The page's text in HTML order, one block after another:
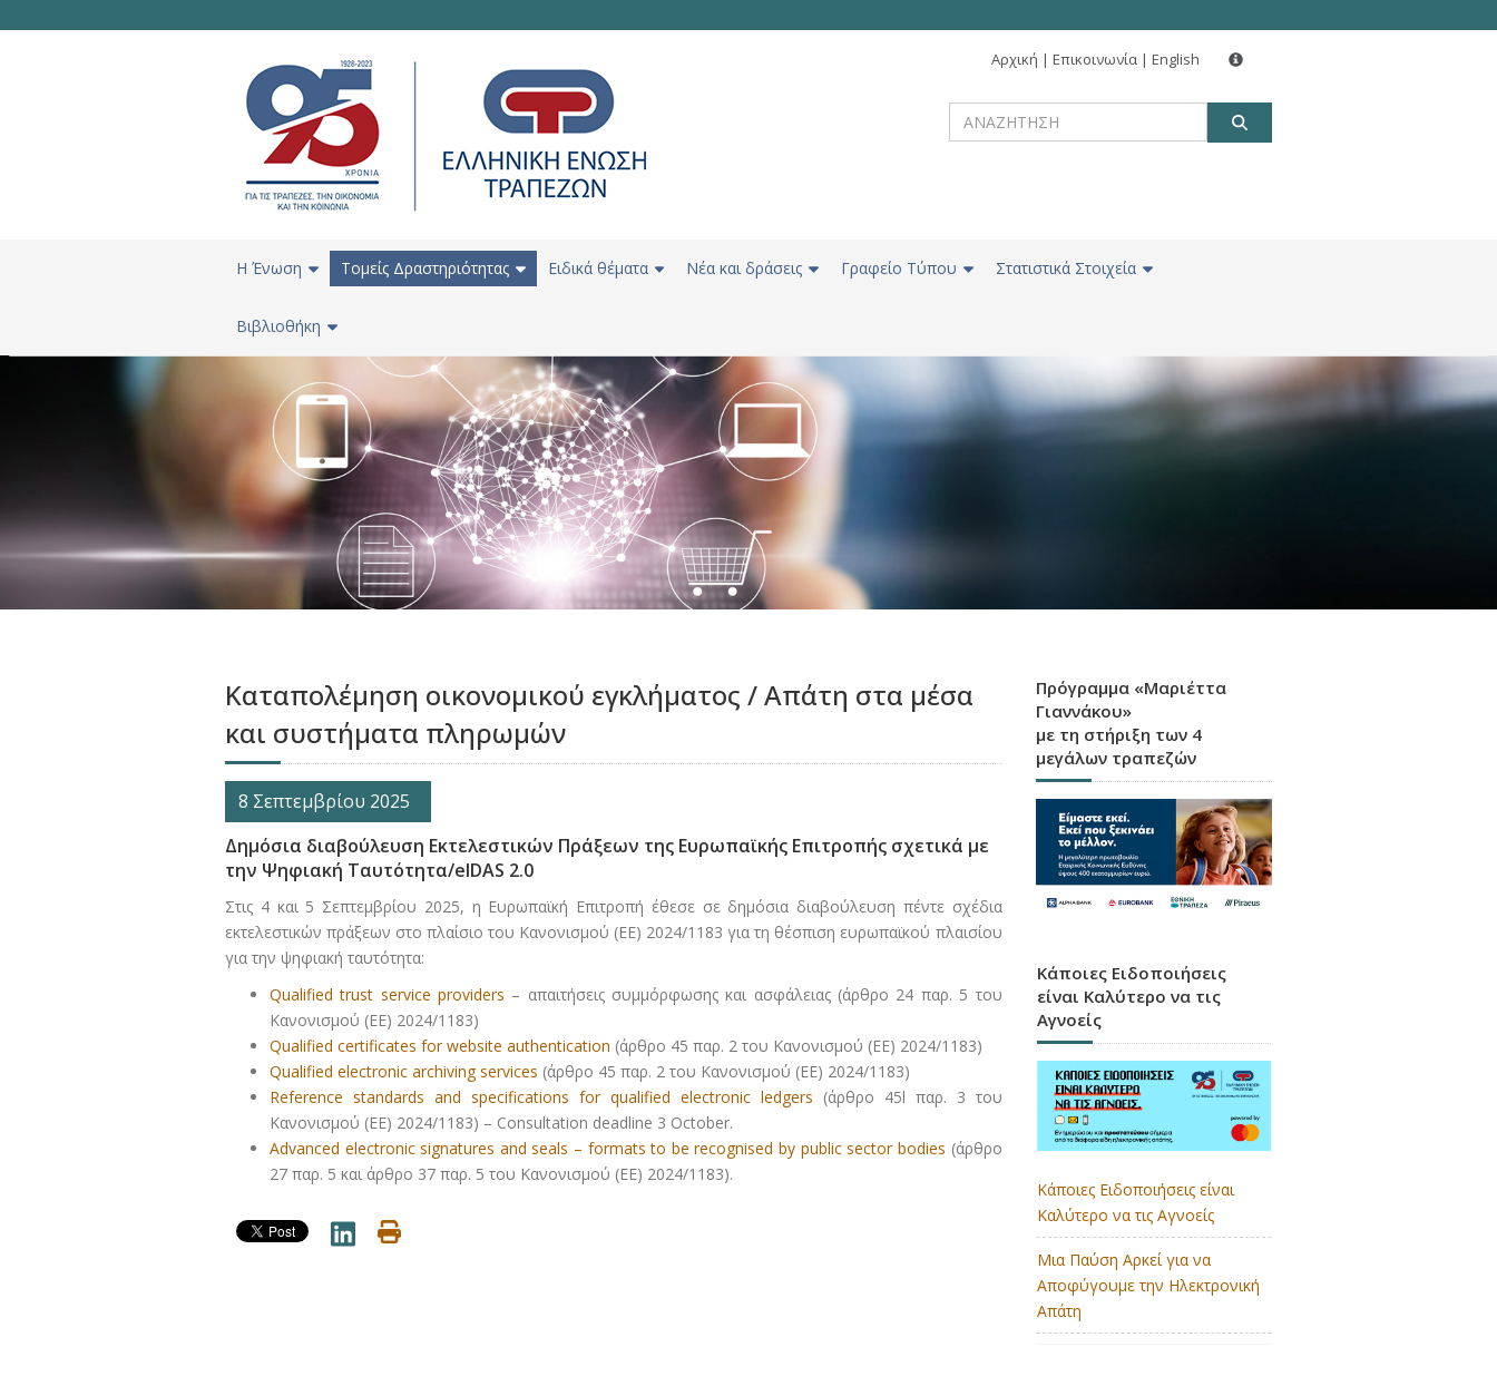
Αρχική | Επικοινωνία | English
H Ένωση Τομείς Δραστηριότητας Ειδικά θέματα Νέα και δράσεις Γραφείο Τύπου Στατιστικά Στοιχεία
Βιβλιοθήκη
Καταπολέμηση οικονομικού εγκλήματος / Απάτη στα μέσα
και συστήματα πληρωμών
8 Σεπτεμβρίου 2025
Δημόσια διαβούλευση Εκτελεστικών Πράξεων της Ευρωπαϊκής Επιτροπής σχετικά με
την Ψηφιακή Ταυτότητα/eIDAS 2.0
Στις 4 και 5 Σεπτεμβρίου 2025, η Ευρωπαϊκή Επιτροπή έθεσε σε δημόσια διαβούλευση πέντε σχέδια
εκτελεστικών πράξεων στο πλαίσιο του Κανονισμού (ΕΕ) 2024/1183 για τη θέσπιση ευρωπαϊκού πλαισίου
για την ψηφιακή ταυτότητα:
Qualified trust service providers – απαιτήσεις συμμόρφωσης και ασφάλειας (άρθρο 24 παρ. 5 του
Κανονισμού (ΕΕ) 2024/1183)
Qualified certificates for website authentication (άρθρο 45 παρ. 2 του Κανονισμού (ΕΕ) 2024/1183)
Qualified electronic archiving services (άρθρο 45 παρ. 2 του Κανονισμού (ΕΕ) 2024/1183)
Reference standards and specifications for qualified electronic ledgers (άρθρο 45l παρ. 3 του
Κανονισμού (ΕΕ) 2024/1183) – Consultation deadline 3 October.
Advanced electronic signatures and seals – formats to be recognised by public sector bodies (άρθρο
27 παρ. 5 και άρθρο 37 παρ. 5 του Κανονισμού (ΕΕ) 2024/1183).
Πρόγραμμα «Μαριέττα
Γιαννάκου»
με τη στήριξη των 4
μεγάλων τραπεζών
Κάποιες Ειδοποιήσεις
είναι Καλύτερο να τις
Αγνοείς
Κάποιες Ειδοποιήσεις είναι
Καλύτερο να τις Αγνοείς
Μια Παύση Αρκεί για να
Αποφύγουμε την Ηλεκτρονική
Απάτη